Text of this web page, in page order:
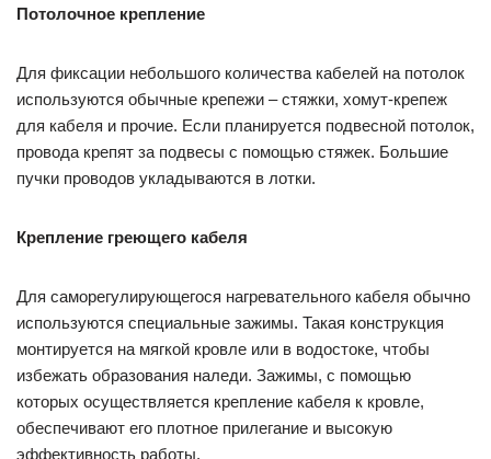
Потолочное крепление
Для фиксации небольшого количества кабелей на потолок
используются обычные крепежи – стяжки, хомут-крепеж
для кабеля и прочие. Если планируется подвесной потолок,
провода крепят за подвесы с помощью стяжек. Большие
пучки проводов укладываются в лотки.
Крепление греющего кабеля
Для саморегулирующегося нагревательного кабеля обычно
используются специальные зажимы. Такая конструкция
монтируется на мягкой кровле или в водостоке, чтобы
избежать образования наледи. Зажимы, с помощью
которых осуществляется крепление кабеля к кровле,
обеспечивают его плотное прилегание и высокую
эффективность работы.